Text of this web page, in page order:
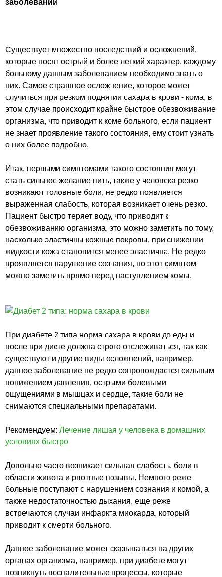
заболевании
Существует множество последствий и осложнений,
которые носят острый и более легкий характер, каждому
больному данным заболеванием необходимо знать о
них. Самое страшное осложнение, которое может
случиться при резком поднятии сахара в крови - кома, в
этом случае происходит крайне быстрое обезвоживание
организма, что приводит к коме больного, если пациент
не знает проявление такого состояния, ему стоит узнать
о них более подробно.
Итак, первыми симптомами такого состояния могут
стать сильное желание пить, также у человека резко
возникают головные боли, не редко появляется
выраженная слабость, которая возникает очень резко.
Пациент быстро теряет воду, что приводит к
обезвоживанию организма, это можно заметить по тому,
насколько эластичны кожные покровы, при снижении
жидкости кожа становится менее эластична. Не редко
проявляется нарушение сознания, но этот симптом
можно заметить прямо перед наступлением комы.
При диабете 2 типа норма сахара в крови до еды и
после при диете должна строго отслеживаться, так как
существуют и другие виды осложнений, например,
данное заболевание не редко сопровождается сильным
понижением давления, острыми болевыми
ощущениями в мышцах и сердце, такие боли не
снимаются специальными препаратами.
Рекомендуем:Лечение лишая у человека в домашних
условиях быстро
Довольно часто возникает сильная слабость, боли в
области живота и рвотные позывы. Немного реже
больные поступают с нарушением сознания и комой, а
также недостаточностью дыхания, еще реже
встречаются случаи инфаркта миокарда, который
приводит к смерти больного.
Данное заболевание может сказываться на других
органах организма, например, при диабете могут
возникнуть воспалительные процессы, которые